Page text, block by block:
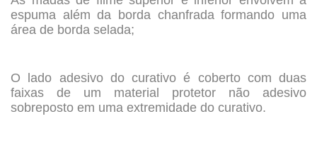
espuma além da borda chanfrada formando uma
área de borda selada;
O lado adesivo do curativo é coberto com duas
faixas de um material protetor não adesivo
sobreposto em uma extremidade do curativo.